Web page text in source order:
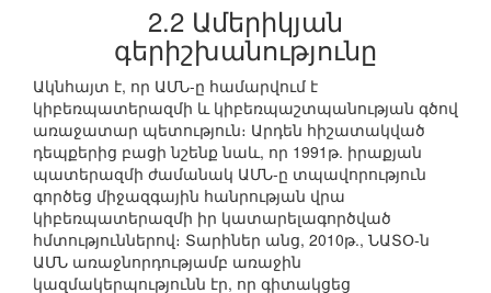
2.2 Ամերիկյան
գերիշխանությունը
Ակնհայտ է, որ ԱՄՆ-ը համարվում է
կիբեռպատերազմի և կիբեռպաշտպանության գծով
առաջատար պետություն։ Արդեն հիշատակված
դեպքերից բացի նշենք նաև, որ 1991թ. իրաքյան
պատերազմի ժամանակ ԱՄՆ-ը տպավորություն
գործեց միջազգային հանրության վրա
կիբեռպատերազմի իր կատարելագործված
հմտություններով։ Տարիներ անց, 2010թ., ՆԱՏՕ-ն
ԱՄՆ առաջնորդությամբ առաջին
կազմակերպությունն էր, որ գիտակցեց